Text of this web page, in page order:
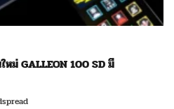
ม่ GALLEON 100 SD มี